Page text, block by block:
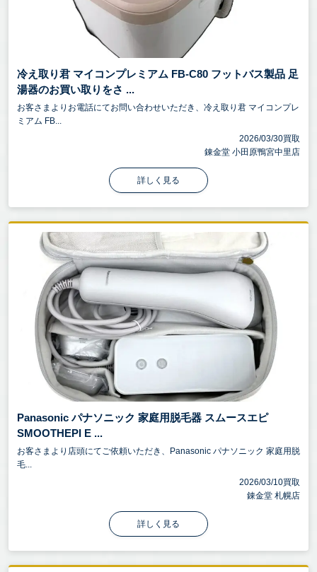
冷え取り君 マイコンプレミアム FB-C80 フットバス製品 足
湯器のお買い取りをさ ...
お客さまよりお電話にてお問い合わせいただき、冷え取り君 マイコンプレ
ミアム FB...
2026/03/30買取
錬金堂 小田原鴨宮中里店
詳しく見る
Panasonic パナソニック 家庭用脱毛器 スムースエピ
SMOOTHEPI E ...
お客さまより店頭にてご依頼いただき、Panasonic パナソニック 家庭用脱
毛...
2026/03/10買取
錬金堂 札幌店
詳しく見る